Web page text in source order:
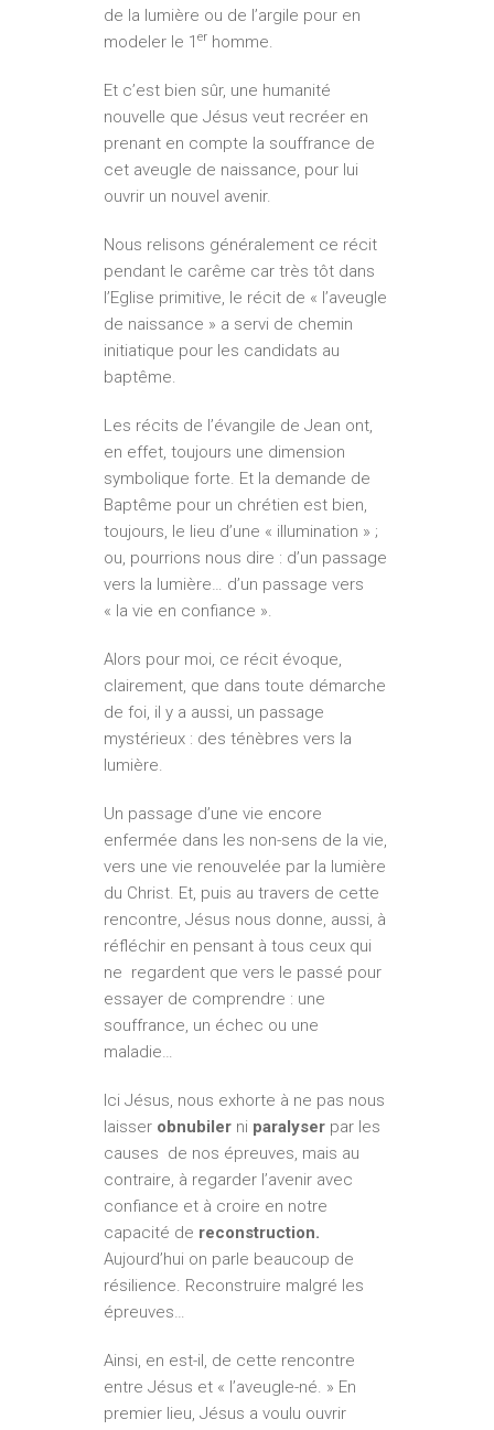
de la lumière ou de l’argile pour en
modeler le 1 er homme.
Et c’est bien sûr, une humanité
nouvelle que Jésus veut recréer en
prenant en compte la souffrance de
cet aveugle de naissance, pour lui
ouvrir un nouvel avenir.
Nous relisons généralement ce récit
pendant le carême car très tôt dans
l’Eglise primitive, le récit de « l’aveugle
de naissance » a servi de chemin
initiatique pour les candidats au
baptême.
Les récits de l’évangile de Jean ont,
en effet, toujours une dimension
symbolique forte. Et la demande de
Baptême pour un chrétien est bien,
toujours, le lieu d’une « illumination » ;
ou, pourrions nous dire : d’un passage
vers la lumière… d’un passage vers
« la vie en confiance ».
Alors pour moi, ce récit évoque,
clairement, que dans toute démarche
de foi, il y a aussi, un passage
mystérieux : des ténèbres vers la
lumière.
Un passage d’une vie encore
enfermée dans les non-sens de la vie,
vers une vie renouvelée par la lumière
du Christ. Et, puis au travers de cette
rencontre, Jésus nous donne, aussi, à
réfléchir en pensant à tous ceux qui
ne regardent que vers le passé pour
essayer de comprendre : une
souffrance, un échec ou une
maladie…
Ici Jésus, nous exhorte à ne pas nous
laisser obnubiler ni paralyser par les
causes de nos épreuves, mais au
contraire, à regarder l’avenir avec
confiance et à croire en notre
capacité de reconstruction.
Aujourd’hui on parle beaucoup de
résilience. Reconstruire malgré les
épreuves…
Ainsi, en est-il, de cette rencontre
entre Jésus et « l’aveugle-né. » En
premier lieu, Jésus a voulu ouvrir